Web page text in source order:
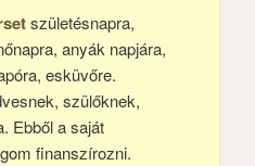
születésnapra,
anyák napjára,
esküvőre.
szülőknek,
Ebből a saját
finanszírozni.